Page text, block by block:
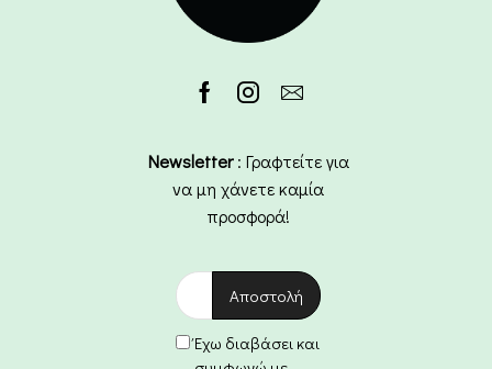
Newsletter: Γραφτείτε για
να μη χάνετε καμία
προσφορά!
Έχω διαβάσει και